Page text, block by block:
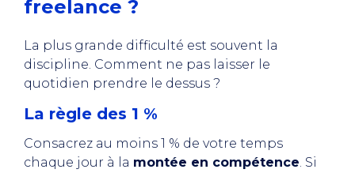
freelance ?
La plus grande difficulté est souvent la
discipline. Comment ne pas laisser le
quotidien prendre le dessus ?
La règle des 1 %
Consacrez au moins 1 % de votre temps
chaque jour à la montée en compétence. Si